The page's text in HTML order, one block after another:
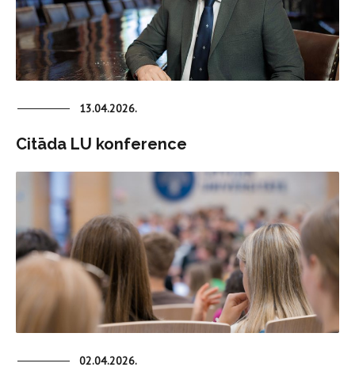
13.04.2026.
Citāda LU konference
02.04.2026.